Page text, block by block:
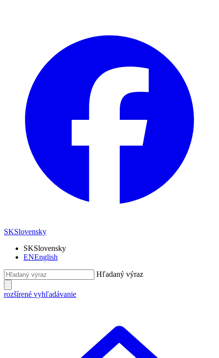
SKSlovensky
SKSlovensky
ENEnglish
Hľadaný výraz
rozšírené vyhľadávanie